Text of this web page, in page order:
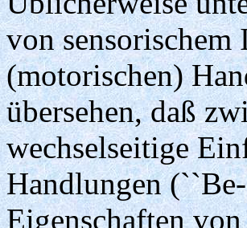
von
(motorischen)
übersehen, daß
wechselseitige
Handlungen
Eigenschaften